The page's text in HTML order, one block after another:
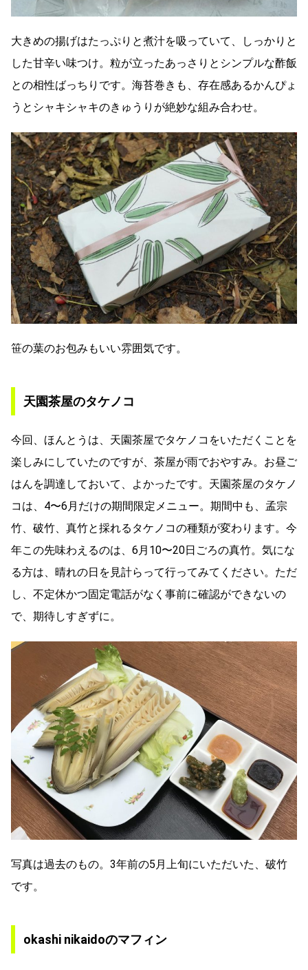
大きめの揚げはたっぷりと煮汁を吸っていて、しっかりと
した甘辛い味つけ。粒が立ったあっさりとシンプルな酢飯
との相性ばっちりです。海苔巻きも、存在感あるかんぴょ
うとシャキシャキのきゅうりが絶妙な組み合わせ。
笹の葉のお包みもいい雰囲気です。
天園茶屋のタケノコ
今回、ほんとうは、天園茶屋でタケノコをいただくことを
楽しみにしていたのですが、茶屋が雨でおやすみ。お昼ご
はんを調達しておいて、よかったです。天園茶屋のタケノ
コは、4〜6月だけの期間限定メニュー。期間中も、孟宗
竹、破竹、真竹と採れるタケノコの種類が変わります。今
年この先味わえるのは、6月10〜20日ごろの真竹。気にな
る方は、晴れの日を見計らって行ってみてください。ただ
し、不定休かつ固定電話がなく事前に確認ができないの
で、期待しすぎずに。
写真は過去のもの。3年前の5月上旬にいただいた、破竹
です。
okashi nikaidoのマフィン